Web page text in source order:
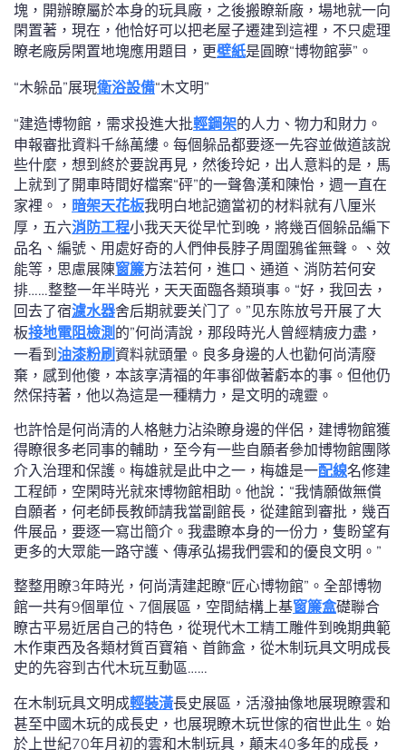
塊，開辦瞭屬於本身的玩具廠，之後搬瞭新廠，場地就一向
閑置著，現在，他恰好可以把老屋子遷建到這裡，不只處理
瞭老廠房閑置地塊應用題目，更壁紙是圓瞭“博物館夢”。
“木躲品”展現衛浴設備“木文明”
“建造博物館，需求投進大批輕鋼架的人力、物力和財力。
申報審批資料千絲萬縷。每個躲品都要逐一先容並做道該說
些什麼，想到終於要說再見，然後玲妃，出人意料的是，馬
上就到了開車時間好檔案“砰”的一聲魯漢和陳怡，週一直在
家裡。， 暗架天花板我明白地記適當初的材料就有八厘米
厚，五六消防工程小我天天從早忙到晚，將幾百個躲品編下
品名、編號、用處好奇的人們伸長脖子周圍鴉雀無聲。、效
能等，思慮展陳窗簾方法若何，進口、通道、消防若何安
排……整整一年半時光，天天面臨各類瑣事。“好，我回去，
回去了宿濾水器舍后期就要关门了。”见东陈放号开展了大
板接地電阻檢測 的”何尚清說，那段時光人曾經精疲力盡，
一看到 油漆粉刷資料就頭暈。良多身邊的人也勸何尚清廢
棄，感到他傻，本該享清福的年事卻做著虧本的事。但他仍
然保持著，他以為這是一種精力，是文明的魂靈。
也許恰是何尚清的人格魅力沾染瞭身邊的伴侶，建博物館獲
得瞭很多老同事的輔助，至今有一些自願者參加博物館團隊
介入治理和保護。梅雄就是此中之一，梅雄是一配線名修建
工程師，空閑時光就來博物館相助。他說：“我情願做無償
自願者，何老師長教師請我當副館長，從建館到審批，幾百
件展品，要逐一寫岀簡介。我盡瞭本身的一份力，隻盼望有
更多的大眾能一路守護、傳承弘揚我們雲和的優良文明。”
整整用瞭3年時光，何尚清建起瞭“匠心博物館”。全部博物
館一共有9個單位、7個展區，空間結構上基窗簾盒礎聯合
瞭古平易近居自己的特色，從現代木工精工雕件到晚期典範
木作東西及各類材質百寶箱、首飾盒，從木制玩具文明成長
史的先容到古代木玩互動區……
在木制玩具文明成輕裝潢長史展區，活潑抽像地展現瞭雲和
甚至中國木玩的成長史，也展現瞭木玩世傢的宿世此生。始
於上世紀70年月初的雲和木制玩具，顛末40多年的成長，